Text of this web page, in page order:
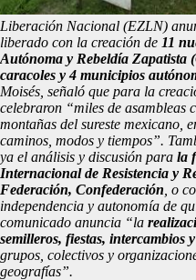
Liberación Nacional (EZLN)
liberado con la creación de 11
Autónoma y Rebeldía Zapatista
caracoles y 4 municipios
Moisés, señaló que para la
celebraron “miles de asambleas
montañas del sureste mexicano,
caminos, modos y tiempos”.
ya el análisis y discusión para la
Internacional de Resistencia y
Federación, Confederación , o
independencia y autonomía de
comunicado anuncia “la
semilleros, fiestas, intercambios
grupos, colectivos y
geografías”.